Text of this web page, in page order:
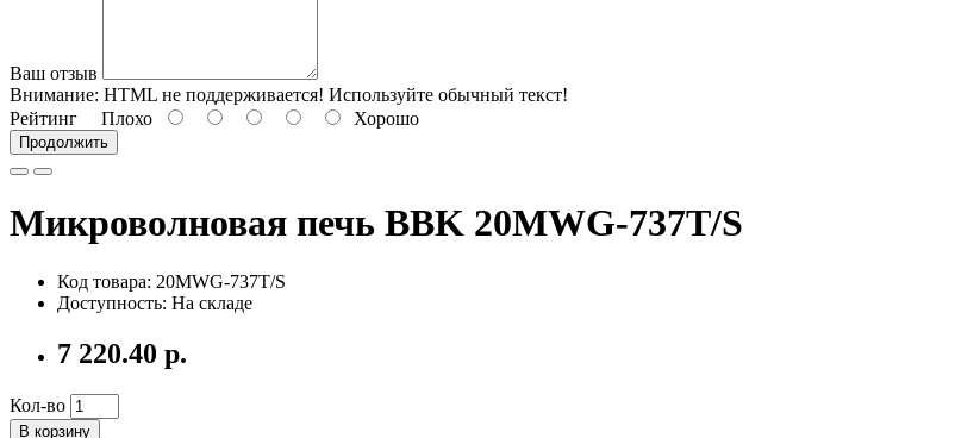
Ваш отзыв
Внимание: HTML не поддерживается! Используйте обычный текст!
Рейтинг Плохо Хорошо
Продолжить
Микроволновая печь BBK 20MWG-737T/S
Код товара: 20MWG-737T/S
Доступность: На складе
7 220.40 р.
Кол-во
В корзину